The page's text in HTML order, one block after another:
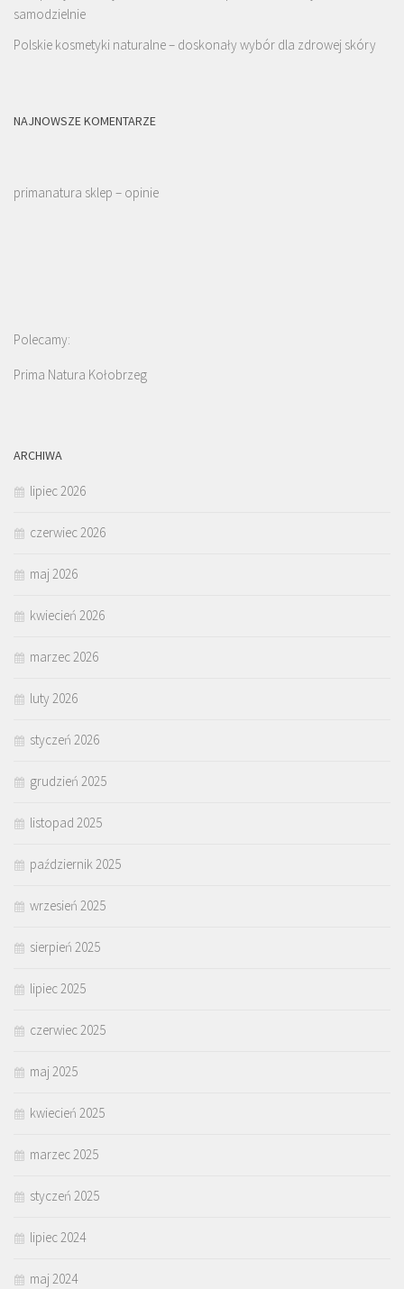
samodzielnie
Polskie kosmetyki naturalne – doskonały wybór dla zdrowej skóry
NAJNOWSZE KOMENTARZE
primanatura sklep – opinie
Polecamy:
Prima Natura Kołobrzeg
ARCHIWA
lipiec 2026
czerwiec 2026
maj 2026
kwiecień 2026
marzec 2026
luty 2026
styczeń 2026
grudzień 2025
listopad 2025
październik 2025
wrzesień 2025
sierpień 2025
lipiec 2025
czerwiec 2025
maj 2025
kwiecień 2025
marzec 2025
styczeń 2025
lipiec 2024
maj 2024